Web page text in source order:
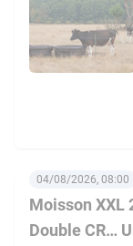
Moisson XXL
Double CR…
04/08/2026, 08:00